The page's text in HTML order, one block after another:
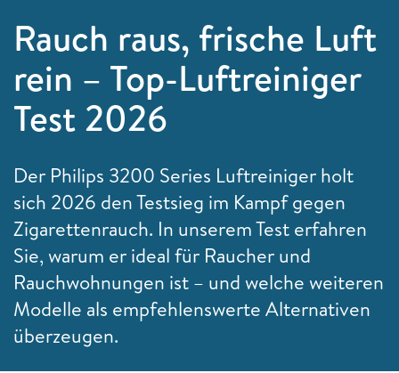
Rauch raus, frische Luft
rein – Top-Luftreiniger
Test 2026
Der Philips 3200 Series Luftreiniger holt
sich 2026 den Testsieg im Kampf gegen
Zigarettenrauch. In unserem Test erfahren
Sie, warum er ideal für Raucher und
Rauchwohnungen ist – und welche weiteren
Modelle als empfehlenswerte Alternativen
überzeugen.